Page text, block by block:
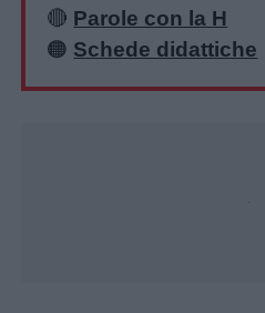
Home
🔴 Parole con la H
🟠 Schede didattiche